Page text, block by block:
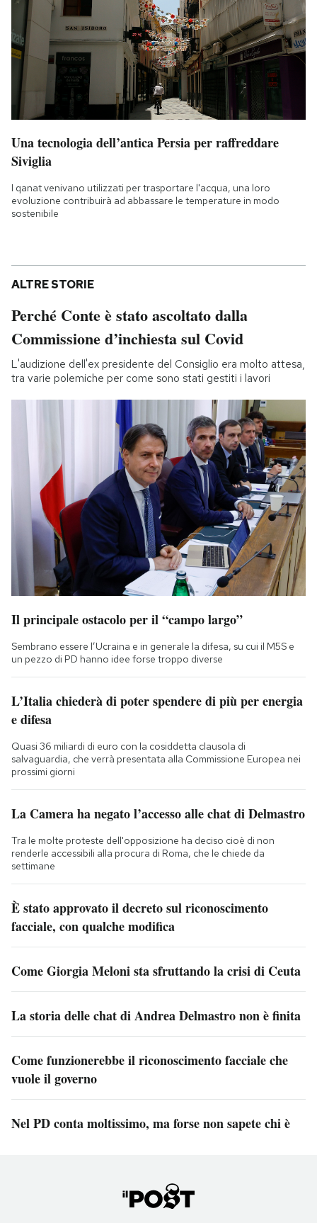
Una tecnologia dell’antica Persia per raffreddare
Siviglia
I qanat venivano utilizzati per trasportare l'acqua, una loro
evoluzione contribuirà ad abbassare le temperature in modo
sostenibile
ALTRE STORIE
Perché Conte è stato ascoltato dalla
Commissione d’inchiesta sul Covid
L'audizione dell'ex presidente del Consiglio era molto attesa,
tra varie polemiche per come sono stati gestiti i lavori
Il principale ostacolo per il “campo largo”
Sembrano essere l’Ucraina e in generale la difesa, su cui il M5S e
un pezzo di PD hanno idee forse troppo diverse
L’Italia chiederà di poter spendere di più per energia
e difesa
Quasi 36 miliardi di euro con la cosiddetta clausola di
salvaguardia, che verrà presentata alla Commissione Europea nei
prossimi giorni
La Camera ha negato l’accesso alle chat di Delmastro
Tra le molte proteste dell'opposizione ha deciso cioè di non
renderle accessibili alla procura di Roma, che le chiede da
settimane
È stato approvato il decreto sul riconoscimento
facciale, con qualche modifica
Come Giorgia Meloni sta sfruttando la crisi di Ceuta
La storia delle chat di Andrea Delmastro non è finita
Come funzionerebbe il riconoscimento facciale che
vuole il governo
Nel PD conta moltissimo, ma forse non sapete chi è